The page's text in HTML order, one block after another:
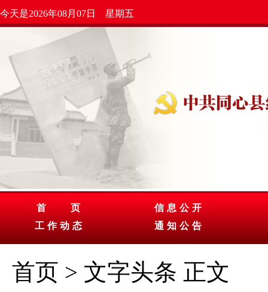
今天是2026年08月07日 星期五
首 页
工作动态
信息公开
通知公告
首页 > 文字头条 正文